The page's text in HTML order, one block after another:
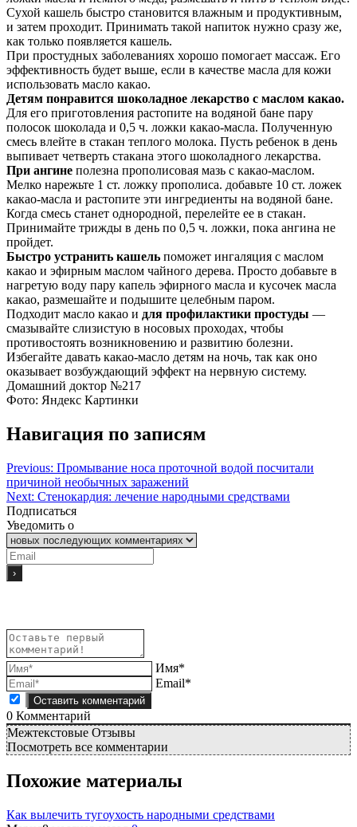
Сухой кашель быстро становится влажным и продуктивным,
и затем проходит. Принимать такой напиток нужно сразу же,
как только появляется кашель.
При простудных заболеваниях хорошо помогает массаж. Его
эффективность будет выше, если в качестве масла для кожи
использовать масло какао.
Детям понравится шоколадное лекарство с маслом какао.
Для его приготовления растопите на водяной бане пару
полосок шоколада и 0,5 ч. ложки какао-масла. Полученную
смесь влейте в стакан теплого молока. Пусть ребенок в день
выпивает четверть стакана этого шоколадного лекарства.
При ангине полезна прополисовая мазь с какао-маслом.
Мелко нарежьте 1 ст. ложку прополиса. добавьте 10 ст. ложек
какао-масла и растопите эти ингредиенты на водяной бане.
Когда смесь станет однородной, перелейте ее в стакан.
Принимайте трижды в день по 0,5 ч. ложки, пока ангина не
пройдет.
Быстро устранить кашель поможет ингаляция с маслом
какао и эфирным маслом чайного дерева. Просто добавьте в
нагретую воду пару капель эфирного масла и кусочек масла
какао, размешайте и подышите целебным паром.
Подходит масло какао и для профилактики простуды —
смазывайте слизистую в носовых проходах, чтобы
противостоять возникновению и развитию болезни.
Избегайте давать какао-масло детям на ночь, так как оно
оказывает возбуждающий эффект на нервную систему.
Домашний доктор №217
Фото: Яндекс Картинки
Навигация по записям
Previous: Промывание носа проточной водой посчитали
причиной необычных заражений
Next: Стенокардия: лечение народными средствами
Подписаться
Уведомить о
Имя*
Email*
0 Комментарий
Межтекстовые Отзывы
Посмотреть все комментарии
Похожие материалы
Как вылечить тугоухость народными средствами